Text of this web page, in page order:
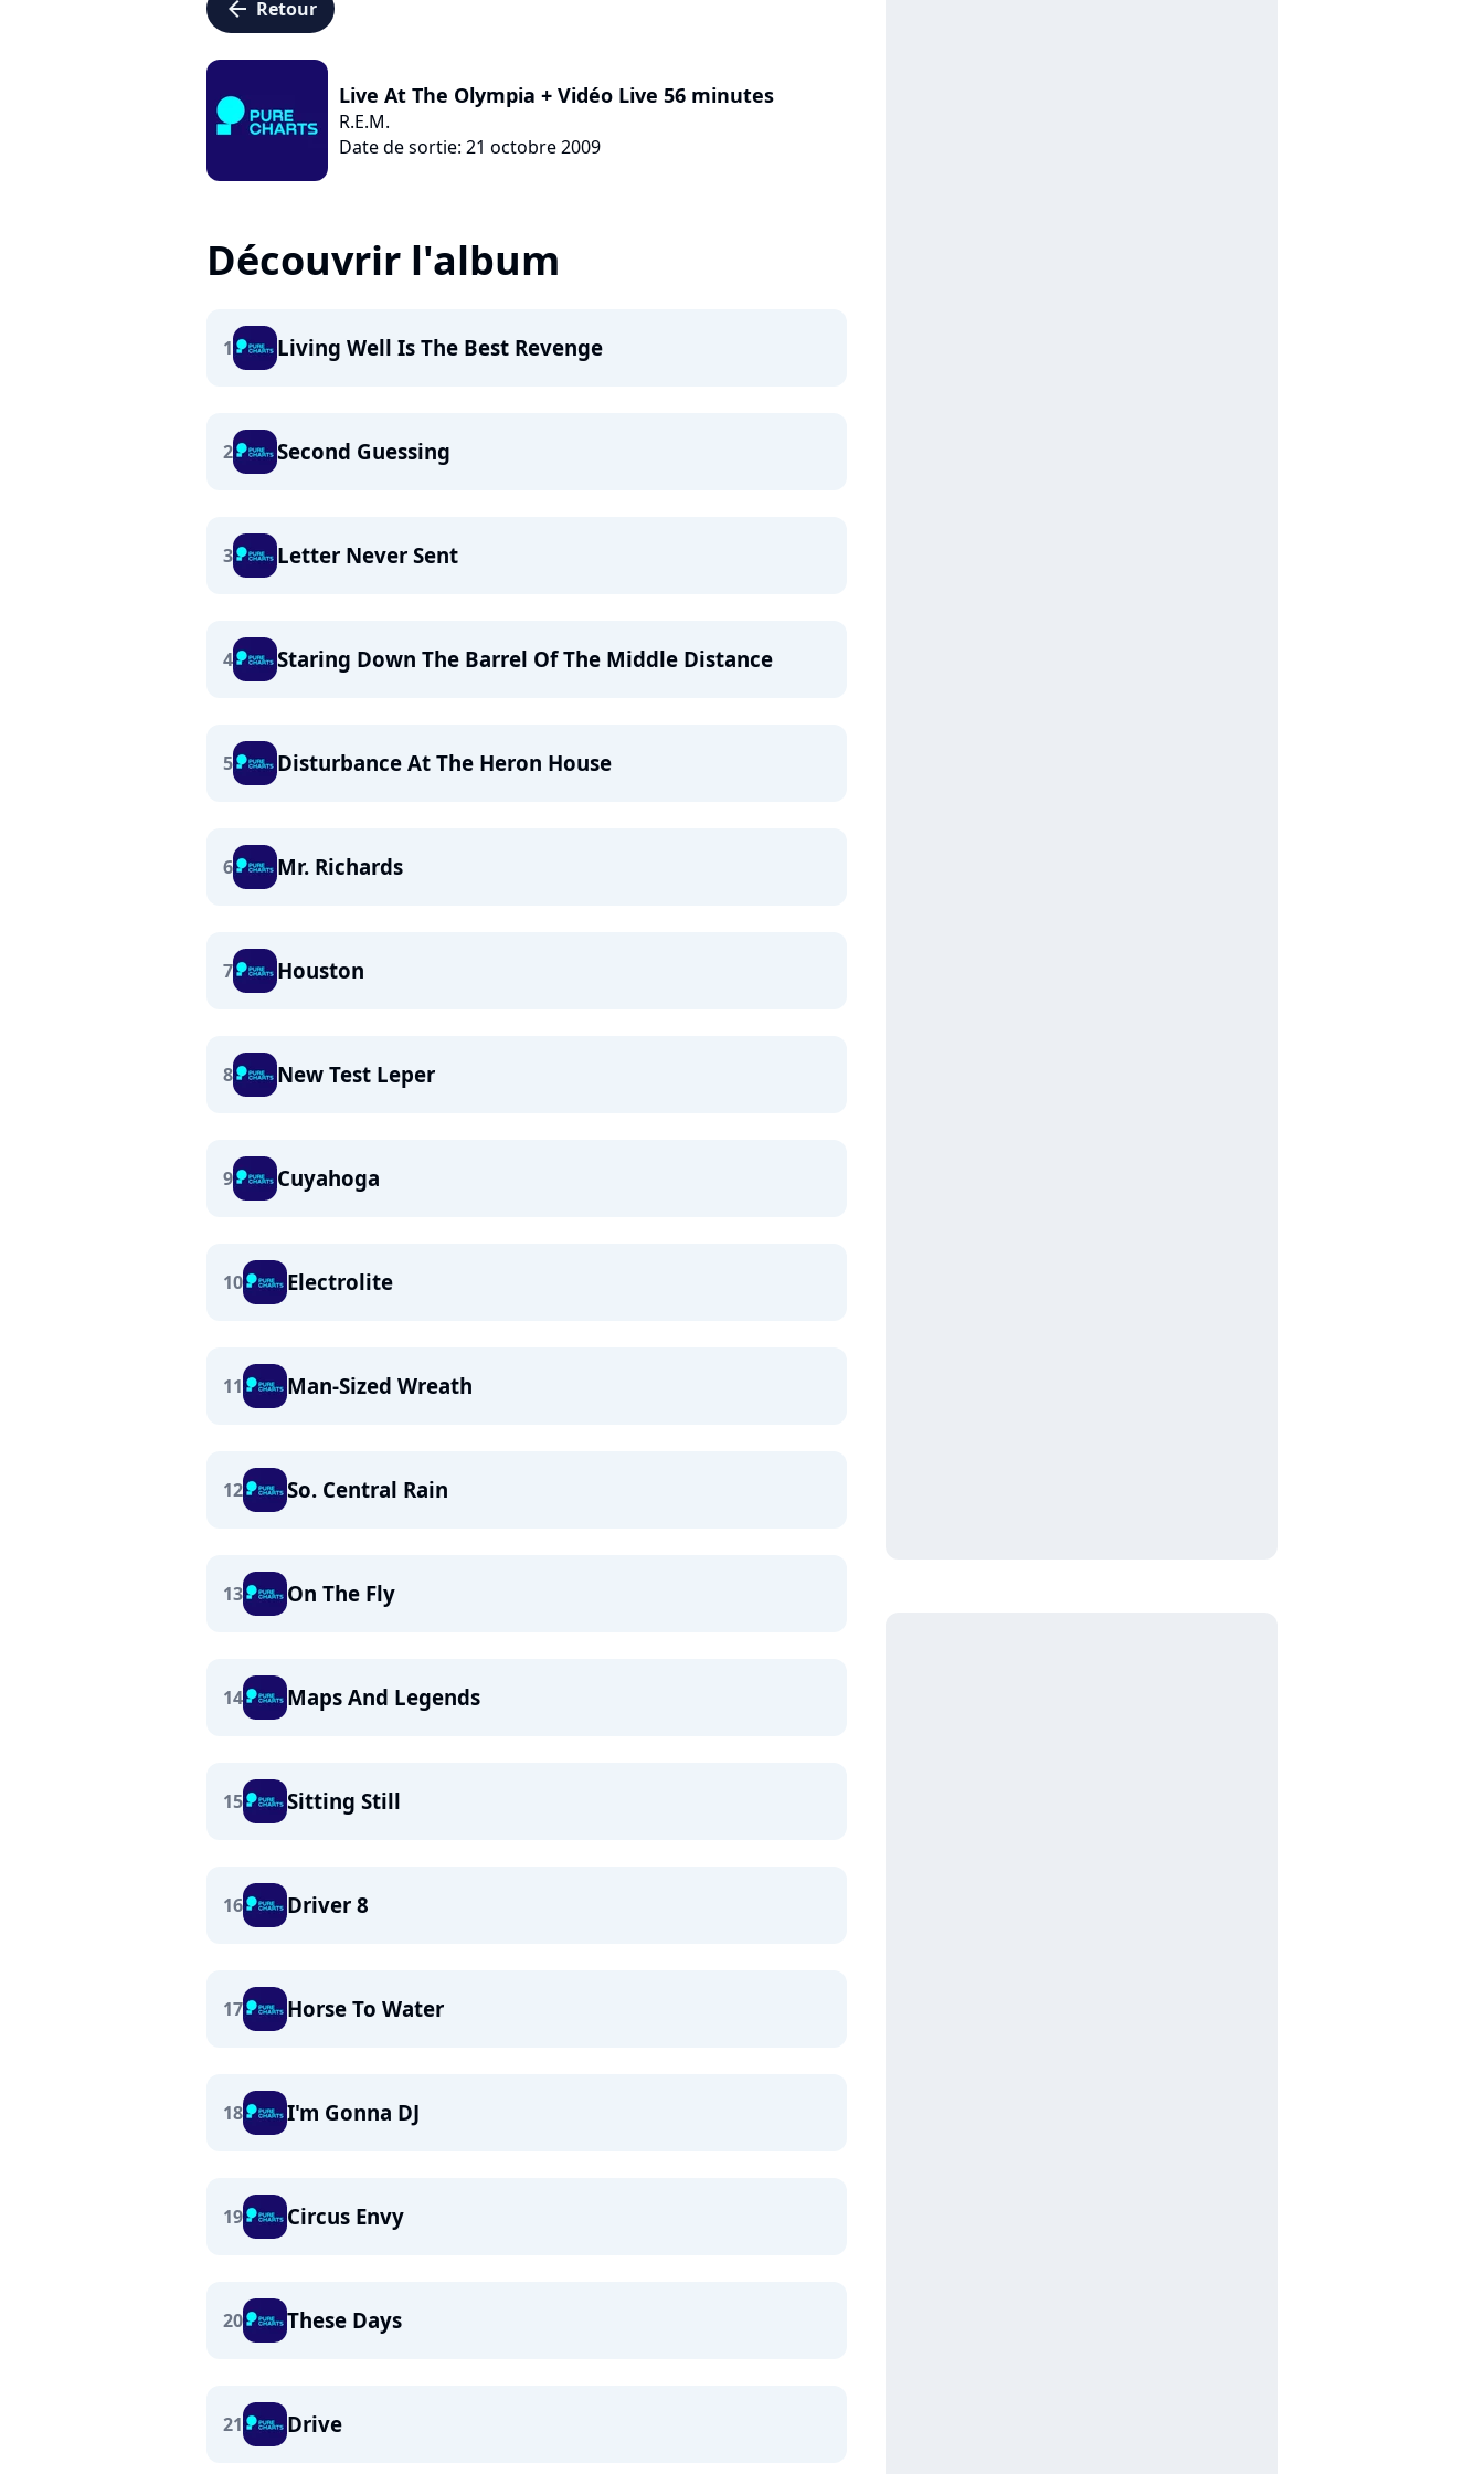
arrow_left Retour
Live At The Olympia + Vidéo Live 56 minutes
R.E.M.
Date de sortie: 21 octobre 2009
Découvrir l'album
1 Living Well Is The Best Revenge
2 Second Guessing
3 Letter Never Sent
4 Staring Down The Barrel Of The Middle Distance
5 Disturbance At The Heron House
6 Mr. Richards
7 Houston
8 New Test Leper
9 Cuyahoga
10 Electrolite
11 Man-Sized Wreath
12 So. Central Rain
13 On The Fly
14 Maps And Legends
15 Sitting Still
16 Driver 8
17 Horse To Water
18 I'm Gonna DJ
19 Circus Envy
20 These Days
21 Drive